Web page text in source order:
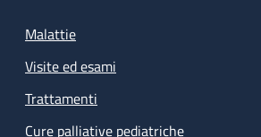
Malattie
Visite ed esami
Trattamenti
Cure palliative pediatriche